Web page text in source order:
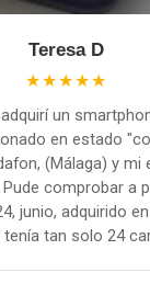
Teresa D
★★★★★
un
en estado
(Málaga) y mi
comprobar a
junio, adquirido
tenía tan solo 24